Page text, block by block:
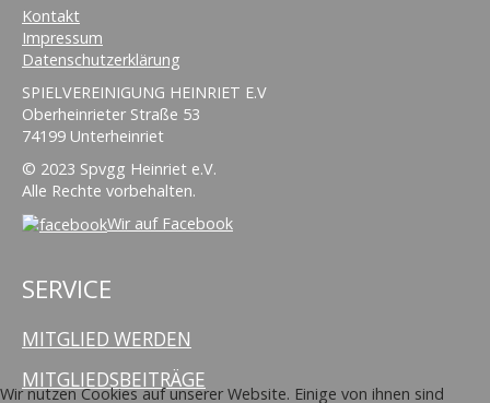
Kontakt
Impressum
Datenschutzerklärung
SPIELVEREINIGUNG HEINRIET E.V
Oberheinrieter Straße 53
74199 Unterheinriet
© 2023 Spvgg Heinriet e.V.
Alle Rechte vorbehalten.
Wir auf Facebook
SERVICE
MITGLIED WERDEN
MITGLIEDSBEITRÄGE
Wir nutzen Cookies auf unserer Website. Einige von ihnen sind